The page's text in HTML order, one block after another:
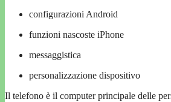
configurazioni Android
funzioni nascoste iPhone
messaggistica
personalizzazione dispositivo
Il telefono è il computer principale delle